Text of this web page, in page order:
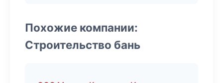
Похожие компании:
Строительство бань